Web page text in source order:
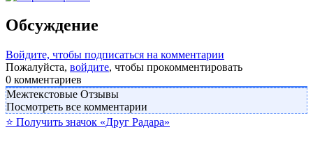
Обсуждение
Войдите, чтобы подписаться на комментарии
Пожалуйста, войдите, чтобы прокомментировать
0 комментариев
Межтекстовые Отзывы
Посмотреть все комментарии
⭐️ Получить значок «Друг Радара»